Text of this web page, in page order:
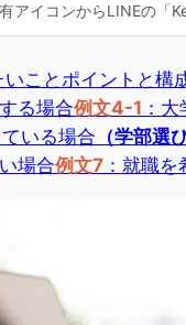
アイコンからLINEの「
ことポイントと構
る場合例文4-1 ：
いる場合 （学部選
場合例文7 ：就職